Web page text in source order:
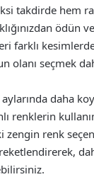
takdirde hem
ödün
farklı
olanı seçmek
aylarında daha
renklerin
zengin renk